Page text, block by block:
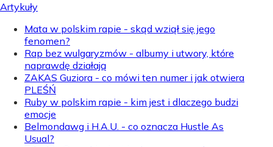
Artykuły
Mata w polskim rapie - skąd wziął się jego
fenomen?
Rap bez wulgaryzmów - albumy i utwory, które
naprawdę działają
ZAKAS Guziora - co mówi ten numer i jak otwiera
PLEŚŃ
Ruby w polskim rapie - kim jest i dlaczego budzi
emocje
Belmondawg i H.A.U. - co oznacza Hustle As
Usual?